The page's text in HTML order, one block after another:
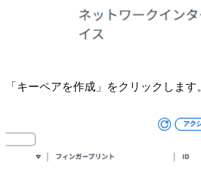
「キーペアを作成」をクリックします。